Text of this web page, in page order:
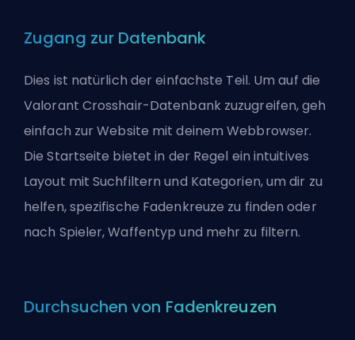
Zugang zur Datenbank
Dies ist natürlich der einfachste Teil. Um auf die
Valorant Crosshair-Datenbank zuzugreifen, geh
einfach zurWebsite mit deinem Webbrowser.
Die Startseite bietet in der Regel ein intuitives
Layout mit Suchfiltern und Kategorien, um dir zu
helfen, spezifische Fadenkreuze zu finden oder
nach Spieler, Waffentyp und mehr zu filtern.
Durchsuchen von Fadenkreuzen